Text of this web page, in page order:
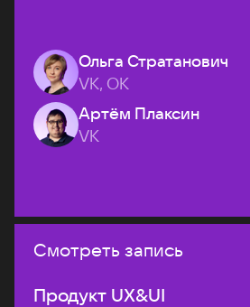
Ольга Стратанович
VK, ОК
Артём Плаксин
VK
Смотреть запись
Продукт UX&UI